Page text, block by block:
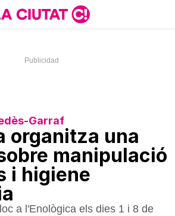
Garraf
organitza una
manipulació
i higiene
a l'Enològica els dies 1 i 8 de